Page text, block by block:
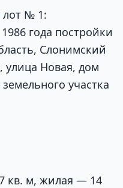
лот № 1:
года постройки
Слонимский
улица Новая, дом
участка
кв. м, жилая — 14